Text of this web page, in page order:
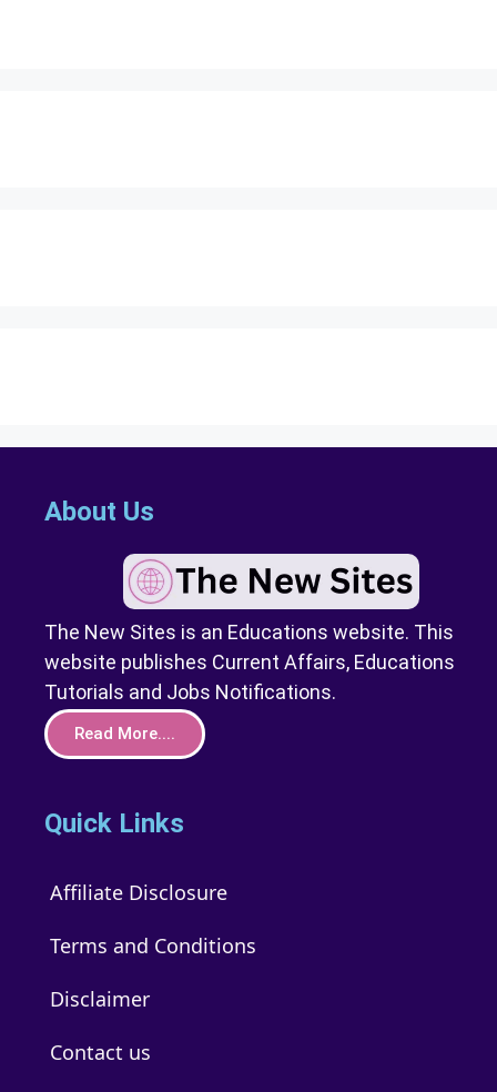
About Us
The New Sites is an Educations website. This
website publishes Current Affairs, Educations
Tutorials and Jobs Notifications.
Read More....
Quick Links
Affiliate Disclosure
Terms and Conditions
Disclaimer
Contact us